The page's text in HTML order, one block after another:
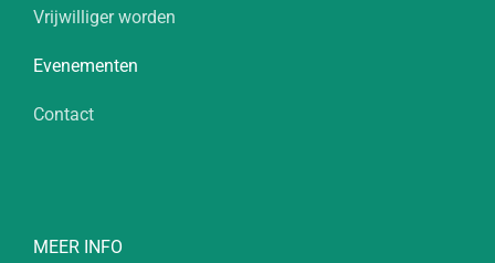
Vrijwilliger worden
Evenementen
Contact
MEER INFO